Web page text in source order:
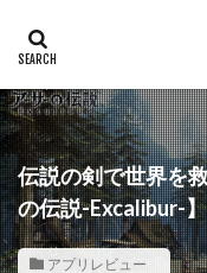
伝説の剣で世界を
の伝説-Excalibur-
アプリレビュー